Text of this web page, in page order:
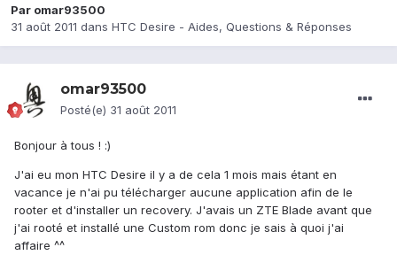
Par omar93500
31 août 2011 dans HTC Desire - Aides, Questions & Réponses
omar93500
Posté(e) 31 août 2011
Bonjour à tous ! :)
J'ai eu mon HTC Desire il y a de cela 1 mois mais étant en
vacance je n'ai pu télécharger aucune application afin de le
rooter et d'installer un recovery. J'avais un ZTE Blade avant que
j'ai rooté et installé une Custom rom donc je sais à quoi j'ai
affaire ^^